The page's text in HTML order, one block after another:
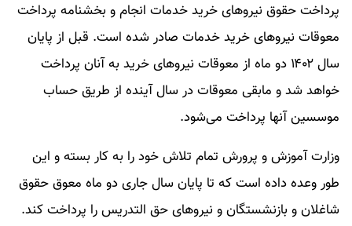
پرداخت حقوق نیروهای خرید خدمات انجام و بخشنامه پرداخت
معوقات نیروهای خرید خدمات صادر شده است. قبل از پایان
سال ۱۴۰۲ دو ماه از معوقات نیروهای خرید به آنان پرداخت
خواهد شد و مابقی معوقات در سال آینده از طریق حساب
موسسین آنها پرداخت می‌شود.
وزارت آموزش و پرورش تمام تلاش خود را به کار بسته و این
طور وعده داده است که تا پایان سال جاری دو ماه معوق حقوق
شاغلان و بازنشستگان و نیروهای حق التدریس را پرداخت کند.